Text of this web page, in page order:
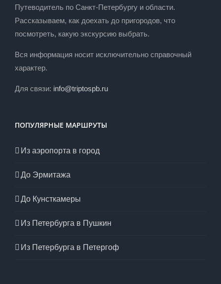
Путеводитель по Санкт-Петербургу и области.
Рассказываем, как доехать до пригородов, что
посмотреть, какую экскурсию выбрать.
Вся информация носит исключительно справочный
характер.
Для связи: info@triptospb.ru
ПОПУЛЯРНЫЕ МАРШРУТЫ
Из аэропорта в город
До Эрмитажа
До Кунсткамеры
Из Петербурга в Пушкин
Из Петербурга в Петергоф